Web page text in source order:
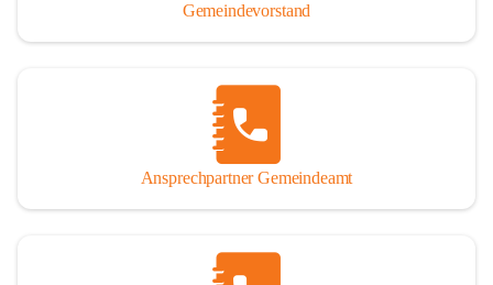
Gemeindevorstand
Ansprechpartner Gemeindeamt